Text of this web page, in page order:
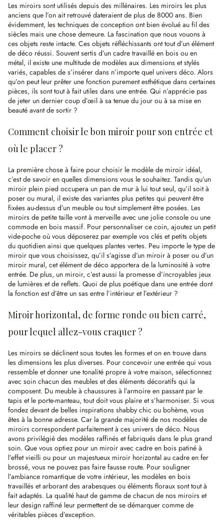
Les miroirs sont utilisés depuis des millénaires. Les miroirs les plus
anciens que l’on ait retrouvé dateraient de plus de 8000 ans. Bien
évidemment, les techniques de conception ont bien évolué au fil des
siècles mais une chose demeure. La fascination que nous vouons à
ces objets reste intacte. Ces objets réfléchissants ont tout d’un élément
de déco réussi. Souvent sertis d’un cadre travaillé en bois ou en
métal, il existe une multitude de modèles aux dimensions et stylés
variés, capables de s’insérer dans n’importe quel univers déco. Alors
qu’on peut leur prêter une fonction purement esthétique dans certaines
pièces, ils sont tout à fait utiles dans une entrée. Qui n’apprécie pas
de jeter un dernier coup d’œil à sa tenue du jour ou à sa mise en
beauté avant de sortir ?
Comment choisir le bon miroir pour son entrée et
où le placer ?
La première chose à faire pour choisir le modèle de miroir idéal,
c’est de savoir en quelles dimensions vous le souhaitez. Tandis qu’un
miroir plein pied occupera un pan de mur à lui tout seul, qu’il soit à
poser ou mural, il existe des variantes plus petites qui peuvent être
fixées au-dessus d’un meuble ou tout simplement être posées. Les
miroirs de petite taille vont à merveille avec une jolie console ou une
commode en bois massif. Pour personnaliser ce coin, ajoutez un petit
vide-poche où vous déposerez par exemple vos clés et petits objets
du quotidien ainsi que quelques plantes vertes. Peu importe le type de
miroir que vous choisissez, qu’il s’agisse d’un miroir à poser ou d’un
miroir mural, cet élément de déco apportera de la luminosité à votre
entrée. De plus, un miroir, c’est aussi la promesse d’incroyables jeux
de lumières et de reflets. Quoi de plus poétique dans une entrée dont
la fonction est d’être un sas entre l’intérieur et l’extérieur ?
Miroir horizontal, de forme ronde ou bien carré,
pour lequel allez-vous craquer ?
Les miroirs se déclinent sous toutes les formes et on en trouve dans
les dimensions les plus diverses. Pour concevoir une entrée qui vous
ressemble et donner une tonalité propre à votre maison, sélectionnez
avec soin chacun des meubles et des éléments décoratifs qui la
composent. Du meuble à chaussures à l’armoire en passant par le
tapis et le porte-manteau, tout doit vous plaire et s’harmoniser. Si vous
fondez devant de belles inspirations shabby chic ou bohème, vous
êtes à la bonne adresse. Car la grande majorité de nos modèles de
miroirs correspondent parfaitement à ces univers de déco. Nous
avons privilégié des modèles raffinés et fabriqués dans le plus grand
soin. Que vous optiez pour un miroir avec cadre en bois patiné à
l’effet vieilli ou pour un majestueux miroir horizontal au cadre en fer
brossé, vous ne pouvez pas faire fausse route. Pour souligner
l’ambiance romantique de votre intérieur, les modèles en bois
travaillés et arborant des arabesques ou éléments floraux sont tout à
fait adaptés. La qualité haut de gamme de chacun de nos miroirs et
leur design raffiné leur permettent de se démarquer comme de
véritables pièces d’exception.